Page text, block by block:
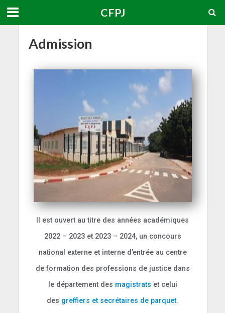
CFPJ
Admission
Il est ouvert au titre des années académiques
2022 – 2023 et 2023 – 2024, un concours
national externe et interne d’entrée au centre
de formation des professions de justice dans
le département des magistrats et celui
des greffiers et secrétaires de parquet.